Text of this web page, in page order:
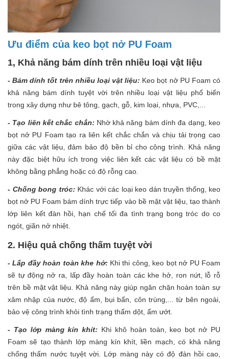
Ưu điểm của keo bọt nở PU Foam
1, Khả năng bám dính trên nhiều loại vật liệu
- Bám dính tốt trên nhiều loại vật liệu: Keo bọt nở PU Foam có
khả năng bám dính tuyệt vời trên nhiều loại vật liệu phổ biến
trong xây dựng như bê tông, gạch, gỗ, kim loại, nhựa, PVC,...
- Tạo liên kết chắc chắn: Nhờ khả năng bám dính đa dạng, keo
bọt nở PU Foam tạo ra liên kết chắc chắn và chịu tải trọng cao
giữa các vật liệu, đảm bảo độ bền bỉ cho công trình. Khả năng
này đặc biệt hữu ích trong việc liên kết các vật liệu có bề mặt
không bằng phẳng hoặc có độ rỗng cao.
- Chống bong tróc: Khác với các loại keo dán truyền thống, keo
bọt nở PU Foam bám dính trực tiếp vào bề mặt vật liệu, tạo thành
lớp liên kết đàn hồi, hạn chế tối đa tình trạng bong tróc do co
ngót, giãn nở nhiệt.
2. Hiệu quả chống thấm tuyệt vời
- Lấp đầy hoàn toàn khe hở: Khi thi công, keo bọt nở PU Foam
sẽ tự động nở ra, lấp đầy hoàn toàn các khe hở, ron nứt, lỗ rỗ
trên bề mặt vật liệu. Khả năng này giúp ngăn chặn hoàn toàn sự
xâm nhập của nước, độ ẩm, bụi bẩn, côn trùng,... từ bên ngoài,
bảo vệ công trình khỏi tình trạng thấm dột, ẩm ướt.
- Tạo lớp màng kín khít: Khi khô hoàn toàn, keo bọt nở PU
Foam sẽ tạo thành lớp màng kín khít, liền mạch, có khả năng
chống thấm nước tuyệt vời. Lớp màng này có độ đàn hồi cao,